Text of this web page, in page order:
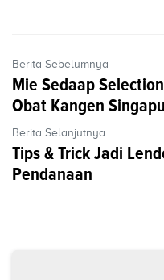
Berita Sebelumnya
Mie Sedaap
Obat Kangen
Berita Selanjutnya
Tips & Trick Jadi
Pendanaan